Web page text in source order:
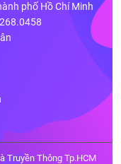
phố Hồ Chí Minh
Truyền Thông Tp.HCM